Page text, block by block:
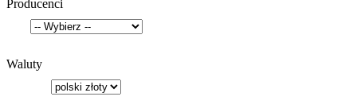
Producenci
Waluty